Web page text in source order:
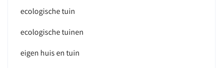
ecologische tuin
ecologische tuinen
eigen huis en tuin